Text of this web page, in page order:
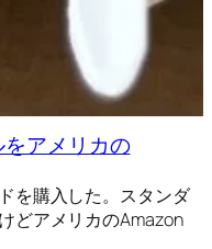
アメリカの
を購入した。スタンダ
どアメリカのAmazon